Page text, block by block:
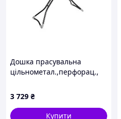
Дошка прасувальна
цільнометал.,перфорац.,
ТМ Dogrular 688860 dmx
3 729 ₴
Купити